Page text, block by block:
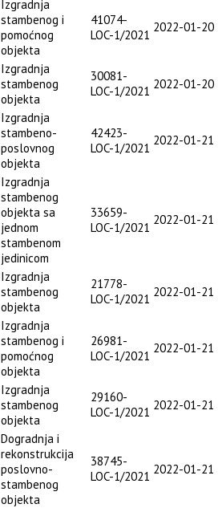
Izgradnja
stambenog i
pomoćnog
objekta
41074-
LOC-1/2021
2022-01-20
Izgradnja
stambenog
objekta
30081-
LOC-1/2021 2022-01-20
Izgradnja
stambeno-
poslovnog
objekta
42423-
LOC-1/2021
2022-01-21
Izgradnja
stambenog
objekta sa
jednom
stambenom
jedinicom
33659-
LOC-1/2021
2022-01-21
Izgradnja
stambenog
objekta
21778-
LOC-1/2021 2022-01-21
Izgradnja
stambenog i
pomoćnog
objekta
26981-
LOC-1/2021
2022-01-21
Izgradnja
stambenog
objekta
29160-
LOC-1/2021 2022-01-21
Dogradnja i
rekonstrukcija
poslovno-
stambenog
objekta
38745-
LOC-1/2021 2022-01-21